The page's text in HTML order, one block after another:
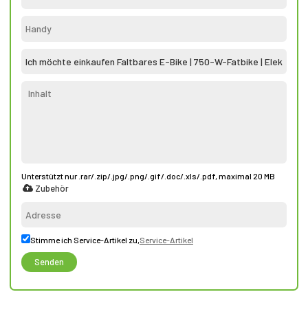
Unterstützt nur .rar/.zip/.jpg/.png/.gif/.doc/.xls/.pdf, maximal 20 MB
Zubehör
Stimme ich Service-Artikel zu,Service-Artikel
Senden